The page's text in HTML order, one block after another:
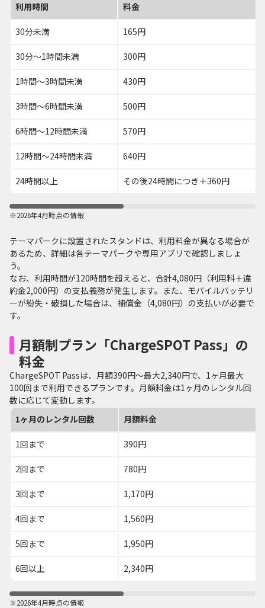
利用時間 料金
30分未満 165円
30分～1時間未満 300円
1時間～3時間未満 430円
3時間～6時間未満 500円
6時間～12時間未満 570円
12時間～24時間未満 640円
24時間以上 その後24時間につき＋360円
※2026年4月時点の情報
テーマパークに設置されたスタンドは、利用料金が異なる場合が
あるため、詳細は各テーマパークや専用アプリで確認しましょ
う。
なお、利用時間が120時間を超えると、合計4,080円（利用料＋違
約金2,000円）の支払義務が発生します。また、モバイルバッテリ
ーが紛失・破損した場合は、補償金（4,080円）の支払いが必要で
す。
月額制プラン「ChargeSPOT Pass」の
料金
ChargeSPOT Passは、月額390円～最大2,340円で、1ヶ月最大
100回まで利用できるプランです。月額料金は1ヶ月のレンタル回
数に応じて変動します。
1ヶ月のレンタル回数
月額料金
1回まで 390円
2回まで 780円
3回まで 1,170円
4回まで 1,560円
5回まで 1,950円
6回以上 2,340円
※2026年4月時点の情報